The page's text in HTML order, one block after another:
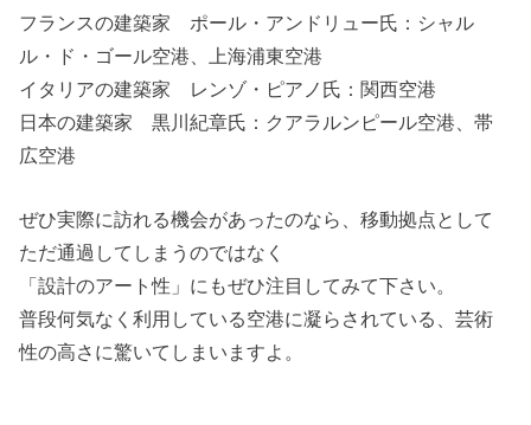
フランスの建築家 ポール・アンドリュー氏：シャル
ル・ド・ゴール空港、上海浦東空港
イタリアの建築家 レンゾ・ピアノ氏：関西空港
日本の建築家 黒川紀章氏：クアラルンピール空港、帯
広空港
ぜひ実際に訪れる機会があったのなら、移動拠点として
ただ通過してしまうのではなく
「設計のアート性」にもぜひ注目してみて下さい。
普段何気なく利用している空港に凝らされている、芸術
性の高さに驚いてしまいますよ。